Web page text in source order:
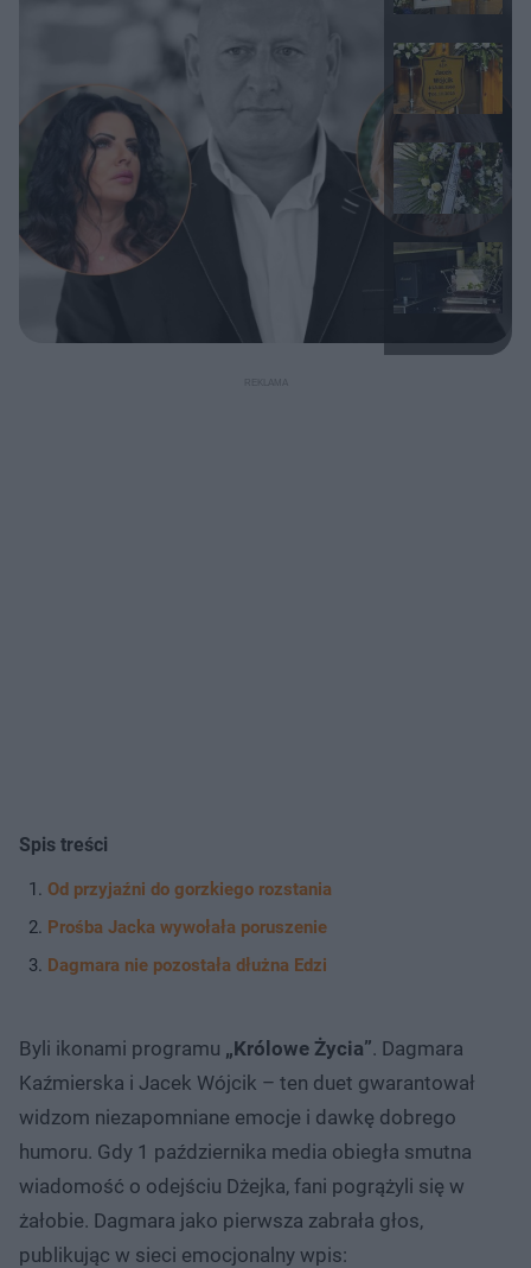
Spis treści
Od przyjaźni do gorzkiego rozstania
Prośba Jacka wywołała poruszenie
Dagmara nie pozostała dłużna Edzi
Byli ikonami programu „Królowe Życia”. Dagmara
Kaźmierska i Jacek Wójcik – ten duet gwarantował
widzom niezapomniane emocje i dawkę dobrego
humoru. Gdy 1 października media obiegła smutna
wiadomość o odejściu Dżejka, fani pogrążyli się w
żałobie. Dagmara jako pierwsza zabrała głos,
publikując w sieci emocjonalny wpis: